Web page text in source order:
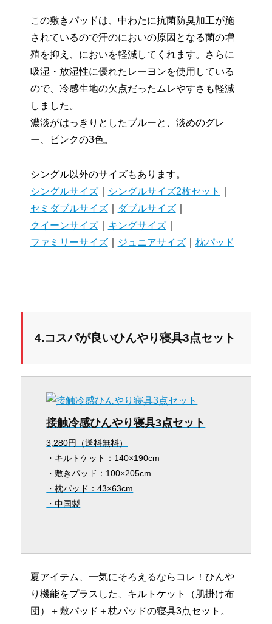
この敷きパッドは、中わたに抗菌防臭加工が施
されているので汗のにおいの原因となる菌の増
殖を抑え、においを軽減してくれます。さらに
吸湿・放湿性に優れたレーヨンを使用している
ので、冷感生地の欠点だったムレやすさも軽減
しました。
濃淡がはっきりとしたブルーと、淡めのグレ
ー、ピンクの3色。
シングル以外のサイズもあります。
シングルサイズ｜ シングルサイズ2枚セット
セミダブルサイズ｜ ダブルサイズ｜
クイーンサイズ｜ キングサイズ｜
ファミリーサイズ｜ ジュニアサイズ｜ 枕パッド
4.コスパが良いひんやり寝具3点セット
接触冷感ひんやり寝具3点セット
3,280円（送料無料）
・キルトケット：140×190cm
・敷きパッド：100×205cm
・枕パッド：43×63cm
・中国製
夏アイテム、一気にそろえるならコレ！ひんや
り機能をプラスした、キルトケット（肌掛け布
団）＋敷パッド＋枕パッドの寝具3点セット。